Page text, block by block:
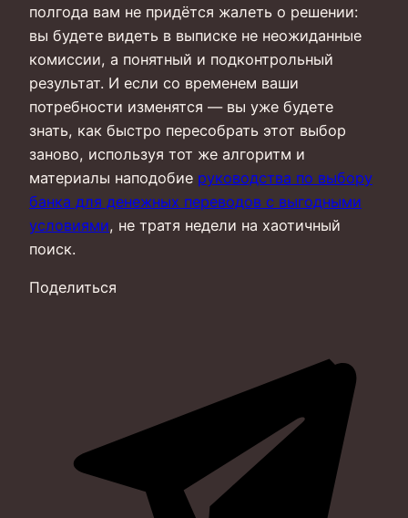
полгода вам не придётся жалеть о решении:
вы будете видеть в выписке не неожиданные
комиссии, а понятный и подконтрольный
результат. И если со временем ваши
потребности изменятся — вы уже будете
знать, как быстро пересобрать этот выбор
заново, используя тот же алгоритм и
материалы наподобие руководства по выбору
банка для денежных переводов с выгодными
условиями, не тратя недели на хаотичный
поиск.
Поделиться